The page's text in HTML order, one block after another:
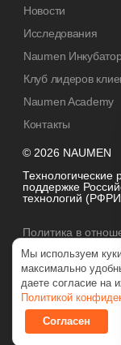
© 2026 NAUMEN
Технологические
поддержке
технологий
Политика в
обработки
Новости
Исследования
Naumen Инкубатор
Клуб лидеров
Naumen Academy
Контакты
Мы используем
максимально
даете согласие на
Политикой
Согласен